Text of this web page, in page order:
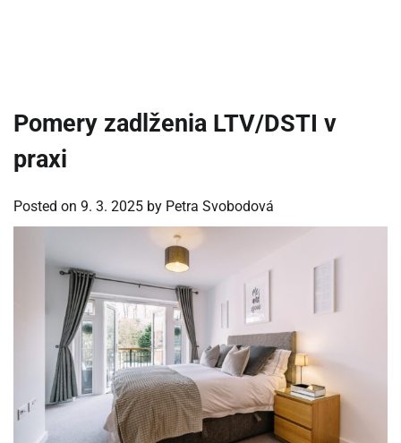
Pomery zadlženia LTV/DSTI v
praxi
Posted on 9. 3. 2025 by Petra Svobodová